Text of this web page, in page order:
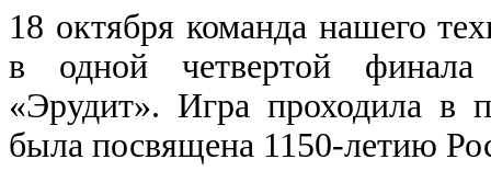
18 октября команда нашего
в одной четвертой финала
«Эрудит». Игра проходила
была посвящена 1150-летию